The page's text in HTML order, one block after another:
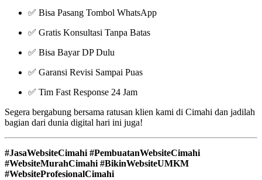
✅ Bisa Pasang Tombol WhatsApp
✅ Gratis Konsultasi Tanpa Batas
✅ Bisa Bayar DP Dulu
✅ Garansi Revisi Sampai Puas
✅ Tim Fast Response 24 Jam
Segera bergabung bersama ratusan klien kami di Cimahi dan jadilah
bagian dari dunia digital hari ini juga!
#JasaWebsiteCimahi #PembuatanWebsiteCimahi
#WebsiteMurahCimahi #BikinWebsiteUMKM
#WebsiteProfesionalCimahi